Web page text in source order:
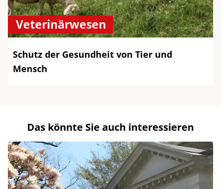
Veterinärwesen
Schutz der Gesundheit von Tier und
Mensch
Das könnte Sie auch interessieren